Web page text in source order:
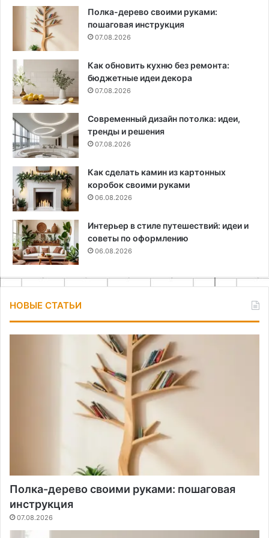
Полка-дерево своими руками:
пошаговая инструкция
07.08.2026
Как обновить кухню без ремонта:
бюджетные идеи декора
07.08.2026
Современный дизайн потолка: идеи,
тренды и решения
07.08.2026
Как сделать камин из картонных
коробок своими руками
06.08.2026
Интерьер в стиле путешествий: идеи и
советы по оформлению
06.08.2026
НОВЫЕ СТАТЬИ
Полка-дерево своими руками: пошаговая
инструкция
07.08.2026